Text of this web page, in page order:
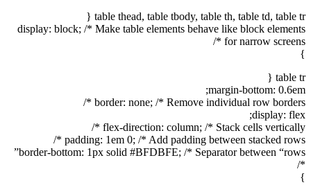
table thead, table tbody, table th, table td, table tr {
display: block; /* Make table elements behave like block elements
for narrow screens */
}
table tr {
margin-bottom: 0.6em;
border: none; /* Remove individual row borders */
display: flex;
flex-direction: column; /* Stack cells vertically */
padding: 1em 0; /* Add padding between stacked rows */
border-bottom: 1px solid #BFDBFE; /* Separator between “rows”
*/
}